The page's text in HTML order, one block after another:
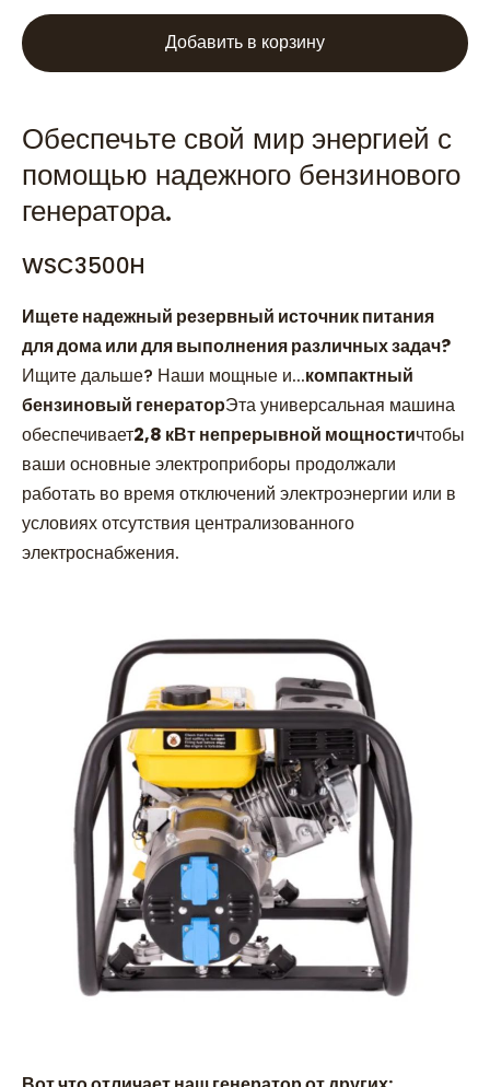
Добавить в корзину
Обеспечьте свой мир энергией с
помощью надежного бензинового
генератора.
WSC3500H
Ищете надежный резервный источник питания
для дома или для выполнения различных задач?
Ищите дальше? Наши мощные и...компактный
бензиновый генераторЭта универсальная машина
обеспечивает2,8 кВт непрерывной мощностичтобы
ваши основные электроприборы продолжали
работать во время отключений электроэнергии или в
условиях отсутствия централизованного
электроснабжения.